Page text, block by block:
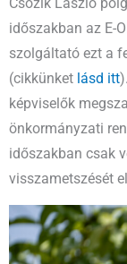
Csőzik László
időszakban az E-
szolgáltató ezt a
(cikkünket lásd itt
képviselők
önkormányzati
időszakban csak
visszametszését